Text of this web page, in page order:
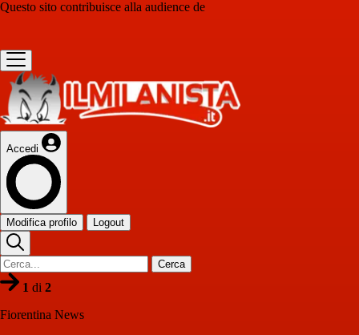
Questo sito contribuisce alla audience de
Accedi
Modifica profilo Logout
Cerca
1 di 2
Fiorentina News